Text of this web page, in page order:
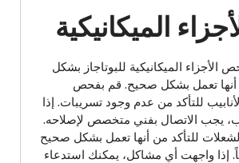
الميكانيكية
الميكانيكية للبوتاجاز بشكل
أنها تعمل بشكل صحيح. قم بفحص
للتأكد من عدم وجود تسريبات. إذا
يجب الاتصال بفني متخصص لإصلاحه.
للتأكد من أنها تعمل بشكل صحيح
إذا واجهت أي مشاكل، يمكنك استدعاء